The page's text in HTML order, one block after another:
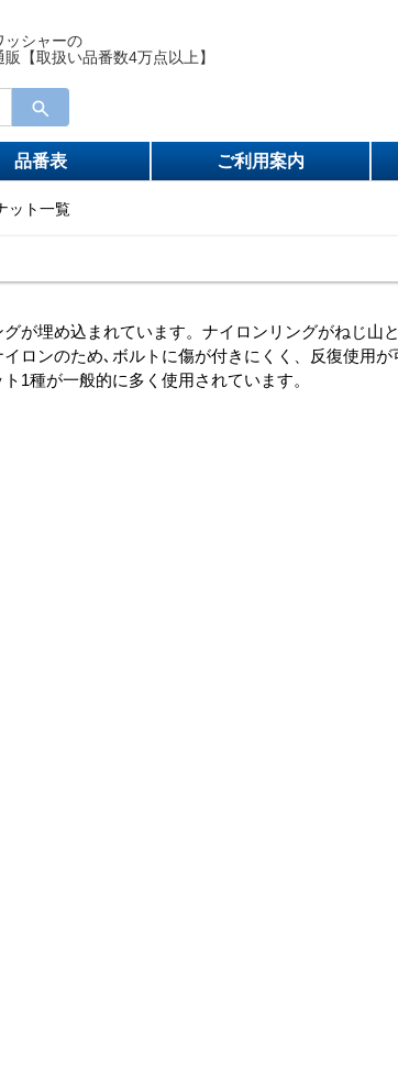
ッシャーの
【取扱い品番数4万点以上】
品番表 ご利用案内
ット一覧
が埋め込まれています。ナイロンリングがねじ山
ロンのため､ボルトに傷が付きにくく、反復使用
1種が一般的に多く使用されています。